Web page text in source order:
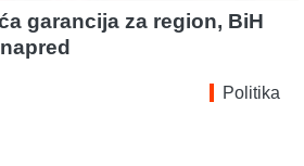
garancija za region, BiH
Politika